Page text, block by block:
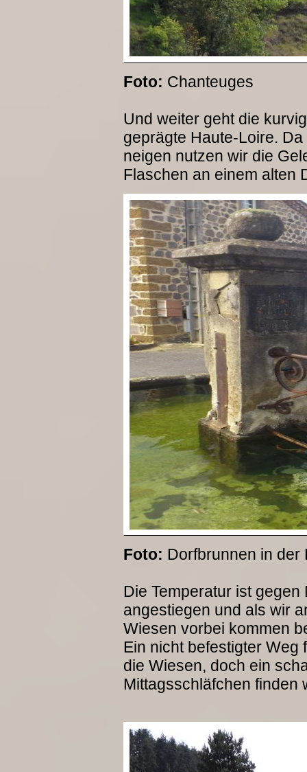
Foto: Chanteuges
Und weiter geht die
geprägte Haute-Loire.
neigen nutzen wir die
Flaschen an einem alten
Foto: Dorfbrunnen in der
Die Temperatur ist
angestiegen und als wir
Wiesen vorbei kommen
Ein nicht befestigter
die Wiesen, doch ein
Mittagsschläfchen finden